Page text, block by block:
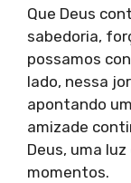
Que Deus
sabedoria,
possamos
lado, nessa
apontando
amizade
Deus, uma
momentos.